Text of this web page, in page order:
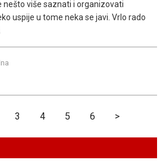
nešto više saznati i organizovati
uspije u tome neka se javi. Vrlo rado
3 4 5 6 >